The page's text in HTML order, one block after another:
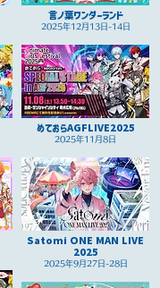
言ノ葉ワンダーランド
2025年12月13日-14日
めておらAGFLIVE2025
2025年11月8日
Satomi ONE MAN LIVE
2025
2025年9月27日-28日